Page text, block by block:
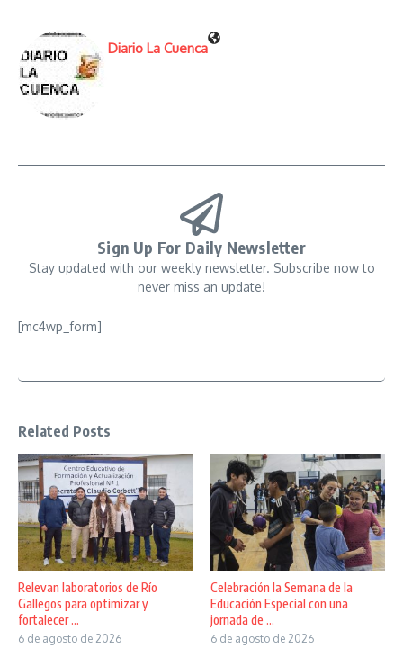
Diario La Cuenca
Sign Up For Daily Newsletter
Stay updated with our weekly newsletter. Subscribe now to
never miss an update!
[mc4wp_form]
Related Posts
Relevan laboratorios de Río
Gallegos para optimizar y
fortalecer ...
6 de agosto de 2026
Celebración la Semana de la
Educación Especial con una
jornada de ...
6 de agosto de 2026